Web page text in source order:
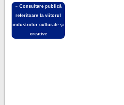
« Consultare publică
referitoare la viitorul
industriilor culturale şi
creative